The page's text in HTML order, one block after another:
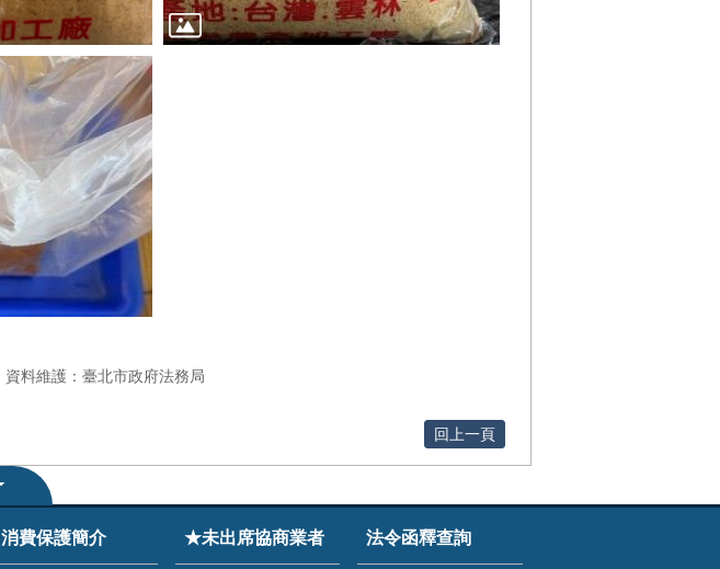
資料維護：臺北市政府法務局
回上一頁
消費保護簡介 ★未出席協商業者 法令函釋查詢